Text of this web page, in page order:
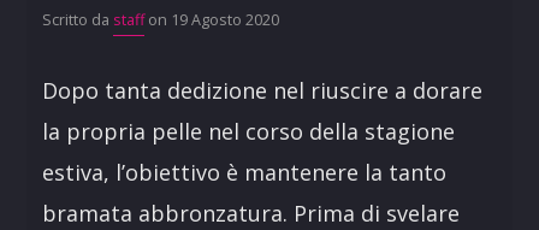
Scritto da staffon 19 Agosto 2020
Dopo tanta dedizione nel riuscire a dorare
la propria pelle nel corso della stagione
estiva, l’obiettivo è mantenere la tanto
bramata abbronzatura. Prima di svelare